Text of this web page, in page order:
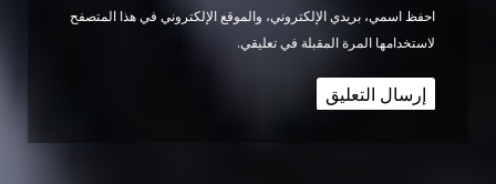
احفظ اسمي، بريدي الإلكتروني، والموقع الإلكتروني في هذا المتصفح
لاستخدامها المرة المقبلة في تعليقي.